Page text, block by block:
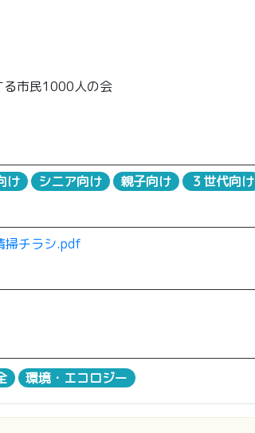
る市民1000人の会
け シニア向け 親子向け ３世代向け
掃チラシ.pdf
環境・エコロジー